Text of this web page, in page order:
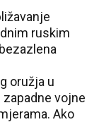
ruskim
oružja u
vojne
Ako